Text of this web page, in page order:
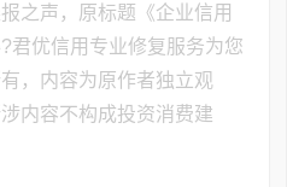
之声，原标题《企业信用
君优信用专业修复服务为您
，内容为原作者独立观
内容不构成投资消费建